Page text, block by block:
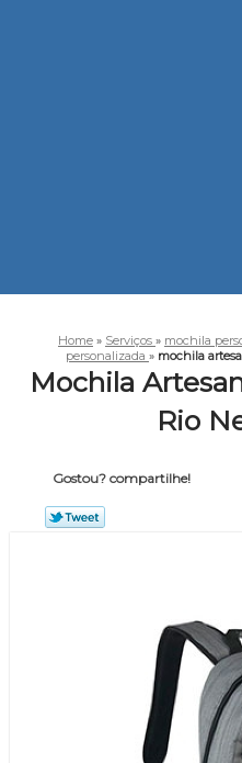
Home » Serviços » mochila
personalizada » mochila
Mochila
Rio
Gostou? compartilhe!